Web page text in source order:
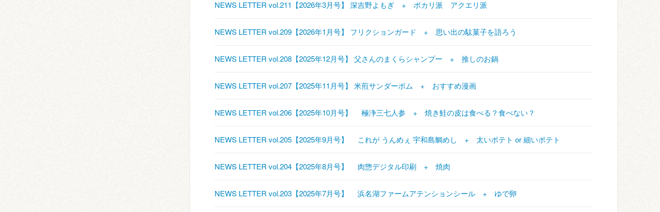
NEWS LETTER vol.211【2026年3月号】 深吉野よもぎ + ポカリ派 アクエリ派
NEWS LETTER vol.209【2026年1月号】 フリクションガード + 思い出の駄菓子を語ろう
NEWS LETTER vol.208【2025年12月号】 父さんのまくらシャンプー + 推しのお鍋
NEWS LETTER vol.207【2025年11月号】 米煎サンダーボム + おすすめ漫画
NEWS LETTER vol.206【2025年10月号】 極浄三七人参 + 焼き鮭の皮は食べる？食べない？
NEWS LETTER vol.205【2025年9月号】 これが うんめぇ 宇和島鯛めし + 太いポテト or 細いポテト
NEWS LETTER vol.204【2025年8月号】 肉惣デジタル印刷 + 焼肉
NEWS LETTER vol.203【2025年7月号】 浜名湖ファームアテンションシール + ゆで卵